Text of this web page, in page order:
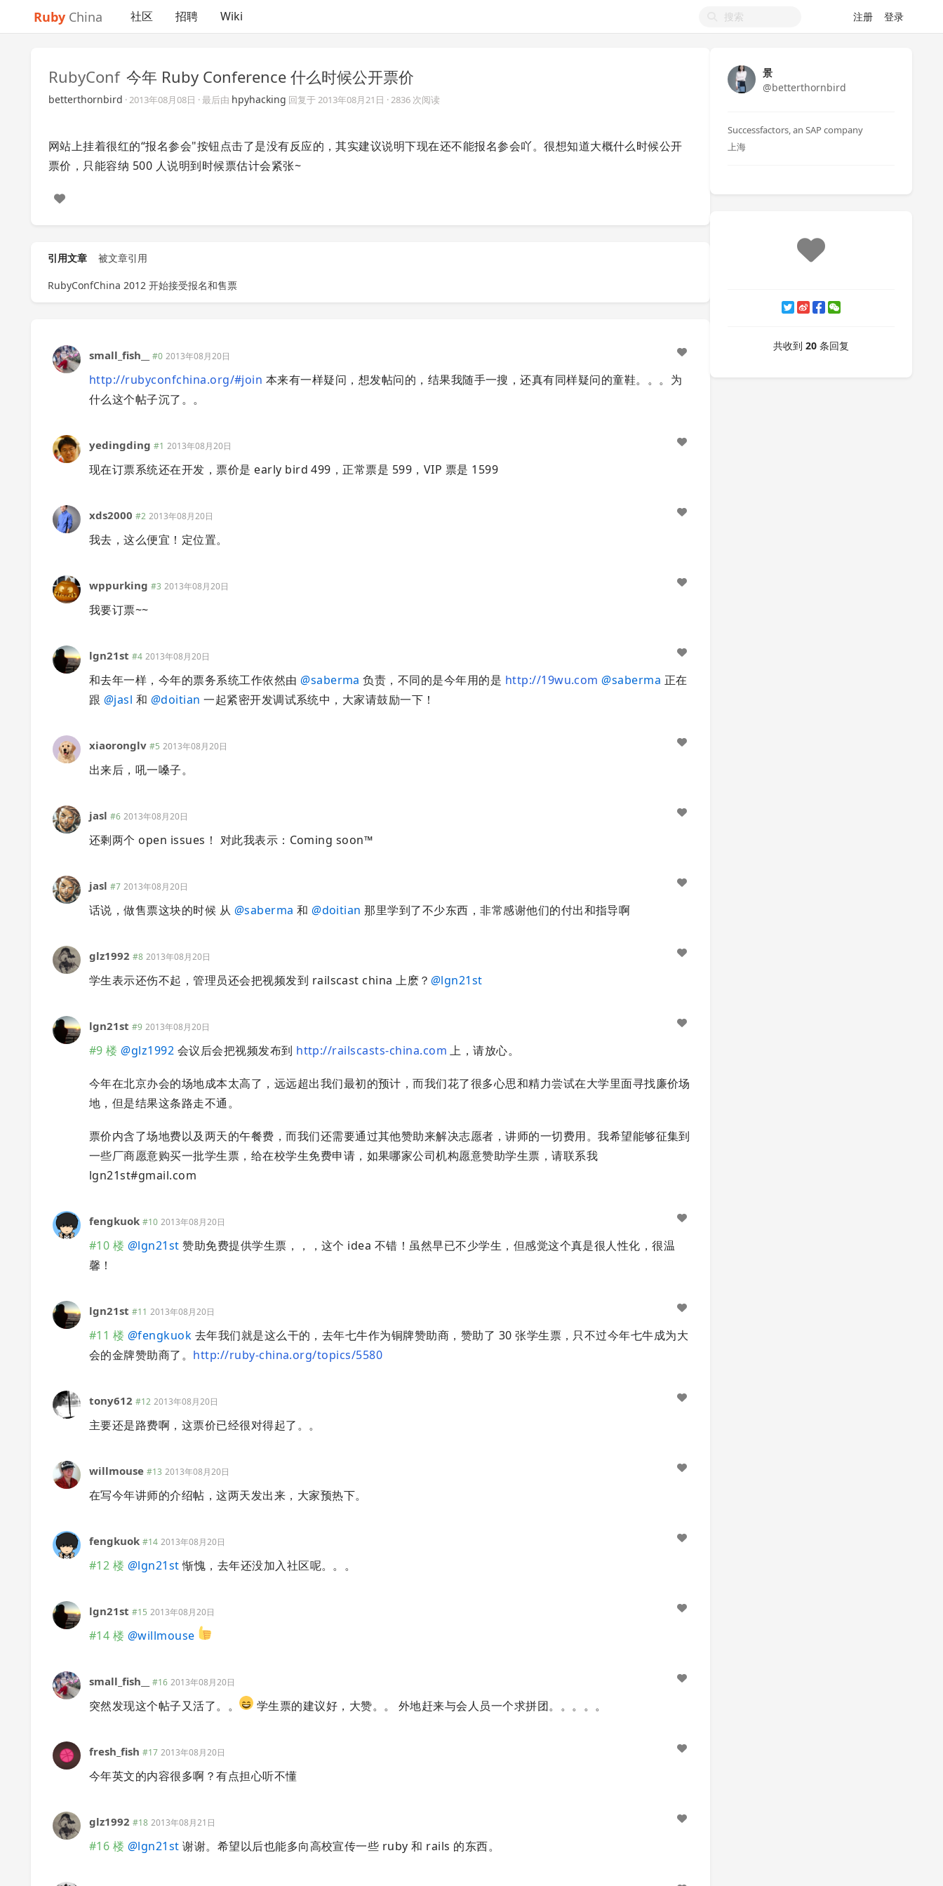
Ruby China 社区 招聘 Wiki 注册 登录
RubyConf 今年 Ruby Conference 什么时候公开票价
betterthornbird ·2013年08月08日 · 最后由 hpyhacking 回复于2013年08月21日 · 2836 次阅读
网站上挂着很红的“报名参会"按钮点击了是没有反应的，其实建议说明下现在还不能报名参会吖。很想知道大概什么时候公开
票价，只能容纳 500 人说明到时候票估计会紧张~
引用文章 被文章引用
RubyConfChina 2012 开始接受报名和售票
small_fish__ #0 2013年08月20日
http://rubyconfchina.org/#join 本来有一样疑问，想发帖问的，结果我随手一搜，还真有同样疑问的童鞋。。。为
什么这个帖子沉了。。
yedingding #1 2013年08月20日
现在订票系统还在开发，票价是 early bird 499，正常票是 599，VIP 票是 1599
xds2000 #2 2013年08月20日
我去，这么便宜！定位置。
wppurking #3 2013年08月20日
我要订票~~
lgn21st #4 2013年08月20日
和去年一样，今年的票务系统工作依然由@saberma 负责，不同的是今年用的是 http://19wu.com @saberma 正在
跟 @jasl 和 @doitian 一起紧密开发调试系统中，大家请鼓励一下！
xiaoronglv #5 2013年08月20日
出来后，吼一嗓子。
jasl #6 2013年08月20日
还剩两个 open issues！ 对此我表示：Coming soon™
jasl #7 2013年08月20日
话说，做售票这块的时候 从 @saberma 和@doitian 那里学到了不少东西，非常感谢他们的付出和指导啊
glz1992 #8 2013年08月20日
学生表示还伤不起，管理员还会把视频发到 railscast china 上麽？ @lgn21st
lgn21st #9 2013年08月20日
#9 楼 @glz1992 会议后会把视频发布到 http://railscasts-china.com 上，请放心。
今年在北京办会的场地成本太高了，远远超出我们最初的预计，而我们花了很多心思和精力尝试在大学里面寻找廉价场
地，但是结果这条路走不通。
票价内含了场地费以及两天的午餐费，而我们还需要通过其他赞助来解决志愿者，讲师的一切费用。我希望能够征集到
一些厂商愿意购买一批学生票，给在校学生免费申请，如果哪家公司机构愿意赞助学生票，请联系我
lgn21st#gmail.com
fengkuok #10 2013年08月20日
#10 楼 @lgn21st 赞助免费提供学生票，，，这个 idea 不错！虽然早已不少学生，但感觉这个真是很人性化，很温
馨！
lgn21st #11 2013年08月20日
#11 楼 @fengkuok 去年我们就是这么干的，去年七牛作为铜牌赞助商，赞助了 30 张学生票，只不过今年七牛成为大
会的金牌赞助商了。 http://ruby-china.org/topics/5580
tony612 #12 2013年08月20日
主要还是路费啊，这票价已经很对得起了。。
willmouse #13 2013年08月20日
在写今年讲师的介绍帖，这两天发出来，大家预热下。
fengkuok #14 2013年08月20日
#12 楼 @lgn21st惭愧，去年还没加入社区呢。。。
lgn21st #15 2013年08月20日
#14 楼 @willmouse
small_fish__ #16 2013年08月20日
突然发现这个帖子又活了。。 学生票的建议好，大赞。。 外地赶来与会人员一个求拼团。。。。。
fresh_fish #17 2013年08月20日
今年英文的内容很多啊？有点担心听不懂
glz1992 #18 2013年08月21日
#16 楼 @lgn21st 谢谢。希望以后也能多向高校宣传一些 ruby 和 rails 的东西。
景
@betterthornbird
Successfactors, an SAP company
上海
共收到 20 条回复